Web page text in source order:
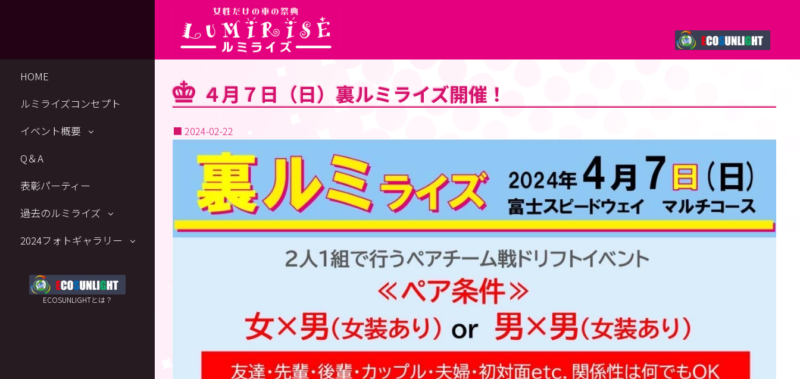
HOME
ルミライズコンセプト
イベント概要
Q＆A
表彰パーティー
過去のルミライズ
2024フォトギャラリー
ECOSUNLIGHTとは？
４月７日（日）裏ルミライズ開催！
■ 2024-02-22